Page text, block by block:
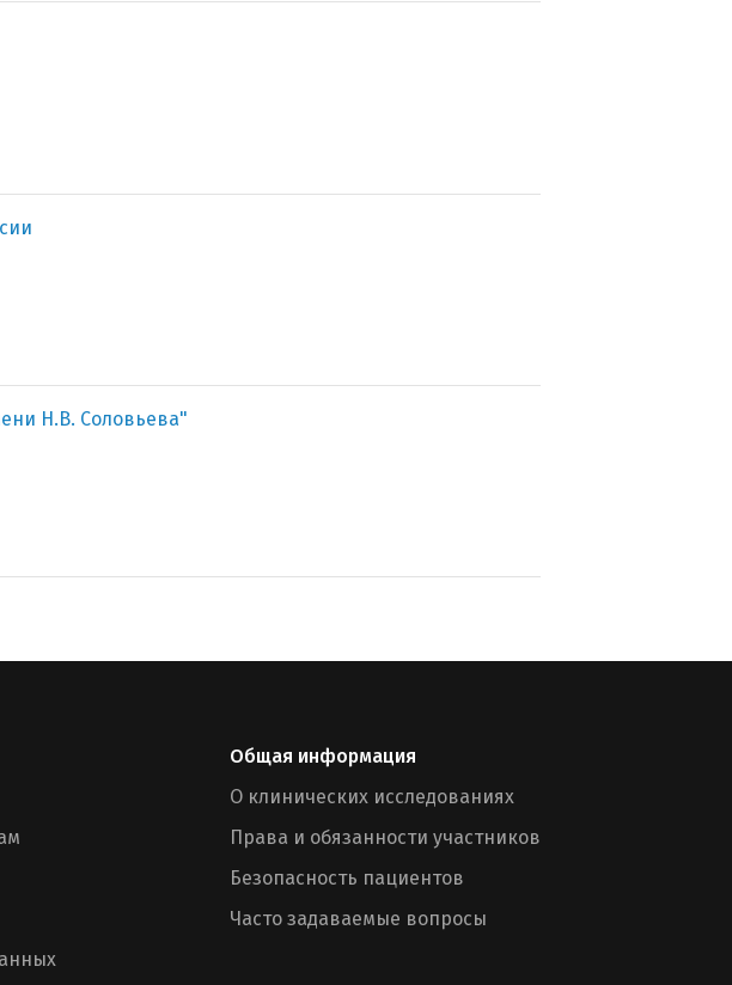
Н.В. Соловьева"
Общая информация
О клинических исследованиях
Права и обязанности участников
Безопасность пациентов
Часто задаваемые вопросы